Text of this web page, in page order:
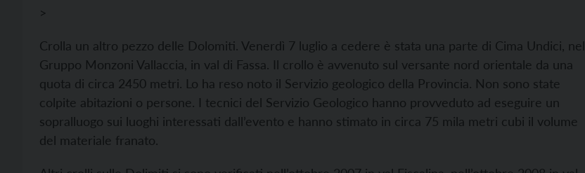
>
Crolla un altro pezzo delle Dolomiti. Venerdì 7 luglio a cedere è stata una parte di Cima Undici, nel
Gruppo Monzoni Vallaccia, in val di Fassa. Il crollo è avvenuto sul versante nord orientale da una
quota di circa 2450 metri. Lo ha reso noto il Servizio geologico della Provincia. Non sono state
colpite abitazioni o persone. I tecnici del Servizio Geologico hanno provveduto ad eseguire un
sopralluogo sui luoghi interessati dall’evento e hanno stimato in circa 75 mila metri cubi il volume
del materiale franato.